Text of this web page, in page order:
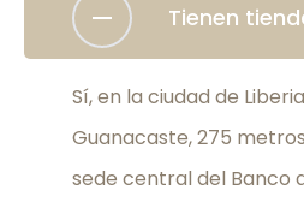
Tienen
Sí, en la ciudad de
Guanacaste, 275
sede central del Banco